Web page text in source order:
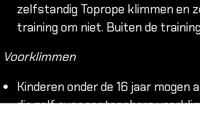
zelfstandig Toprope klimmen en
training om niet. Buiten de
Voorklimmen
Kinderen onder de 16 jaar mogen
die zelf over aantoonbare